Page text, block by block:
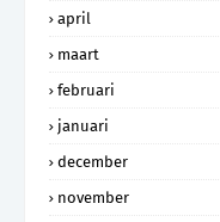
april
maart
februari
januari
december
november